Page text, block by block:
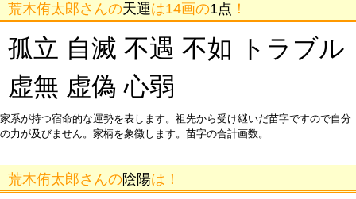
荒木侑太郎さんの天運は14画の1点 ！
孤立 自滅 不遇 不如 トラブル
虚無 虚偽 心弱
家系が持つ宿命的な運勢を表します。祖先から受け継いだ苗字ですので自分
の力が及びません。家柄を象徴します。苗字の合計画数。
荒木侑太郎さんの陰陽は！